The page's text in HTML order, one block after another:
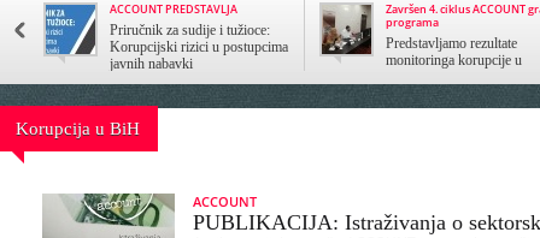
ACCOUNT PREDSTAVLJA
Priručnik za sudije i tužioce:
Korupcijski rizici u postupcima
javnih nabavki
Završen 4. ciklus ACCOUNT
programa
Predstavljamo rezultate
monitoringa korupcije u
Korupcija u BiH
ACCOUNT
PUBLIKACIJA: Istraživanja o